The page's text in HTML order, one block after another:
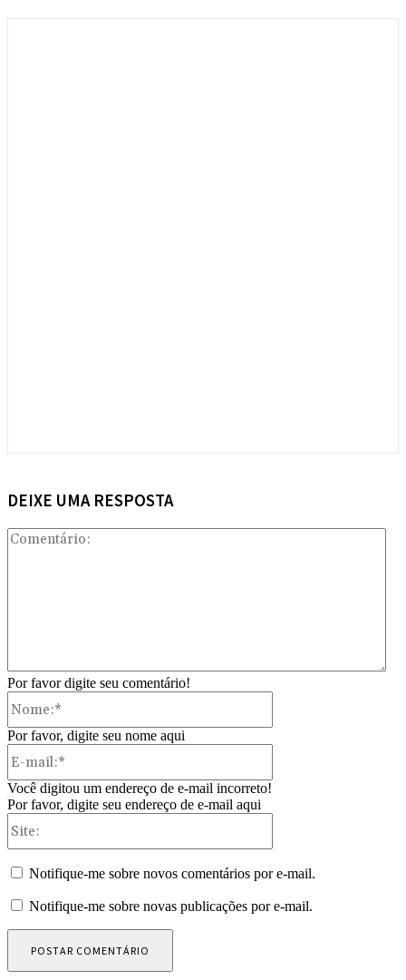
DEIXE UMA RESPOSTA
Por favor digite seu comentário!
Por favor, digite seu nome aqui
Você digitou um endereço de e-mail incorreto!
Por favor, digite seu endereço de e-mail aqui
Notifique-me sobre novos comentários por e-mail.
Notifique-me sobre novas publicações por e-mail.